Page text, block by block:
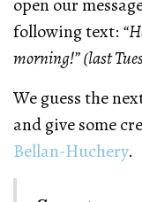
following text:
morning!” (last
We guess the
and give some
Bellan-Huchery.